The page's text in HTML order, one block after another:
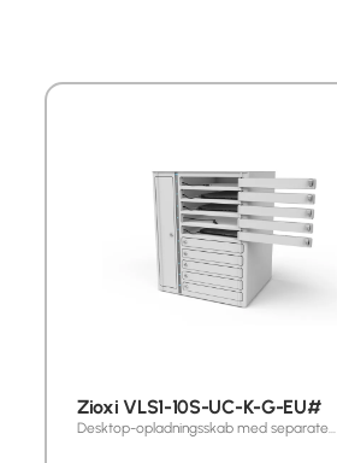
Zioxi VLS1-10S-UC-K-G-EU#
Desktop-opladningsskab med separate…